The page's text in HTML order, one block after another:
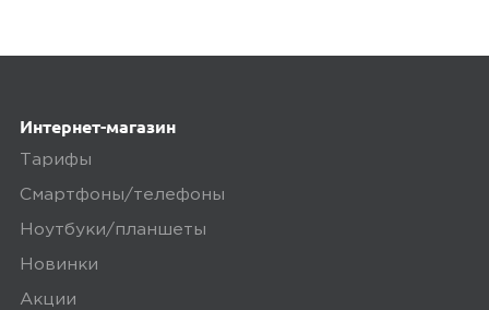
Интернет-магазин
Тарифы
Смартфоны/телефоны
Ноутбуки/планшеты
Новинки
Акции